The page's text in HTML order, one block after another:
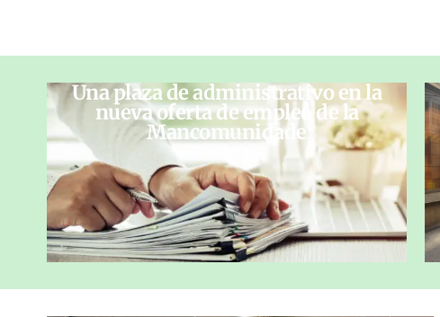
Una plaza de administrativo en la
nueva oferta de empleo de la
Mancomunidade